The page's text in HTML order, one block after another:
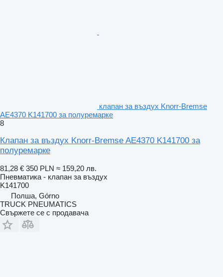
клапан за въздух Knorr-Bremse
AE4370 K141700 за полуремарке
8
Клапан за въздух Knorr-Bremse AE4370 K141700 за
полуремарке
81,28 € 350 PLN ≈ 159,20 лв.
Пневматика - клапан за въздух
K141700
Полша, Górno
TRUCK PNEUMATICS
Свържете се с продавача